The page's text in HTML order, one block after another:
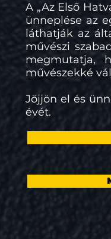
A „Az Első
ünneplése az
láthatják az
művészi
megmutatja,
művészekké
Jöjjön el és
évét.